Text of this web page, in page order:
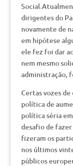
dirigentes do
novamente de
em hipótese
ele fez foi dar
nem mesmo
administração,
Certas vozes
política de
política séria
desafio de
fizeram os
nos últimos
públicos